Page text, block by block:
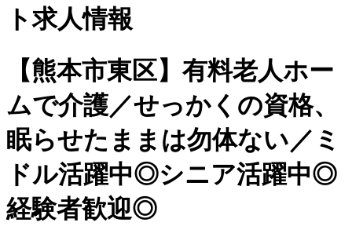
ト求人情報
【熊本市東区】有料老人ホー
ムで介護／せっかくの資格、
眠らせたままは勿体ない／ミ
ドル活躍中◎シニア活躍中◎
経験者歓迎◎